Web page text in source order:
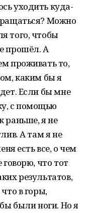
уходить куда-
Можно
того, чтобы
прошёл. А
проживать то,
каким бы я
Если бы мне
с помощью
раньше, я не
А там я не
есть все, о чем
что тот
результатов,
в горы,
были ноги. Но я